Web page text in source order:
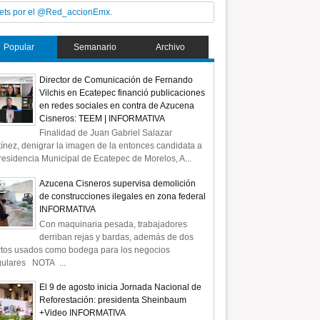
por el @Red_accionEmx.
Popular Semanario Archivo
Director de Comunicación de Fernando
Vilchis en Ecatepec financió publicaciones
en redes sociales en contra de Azucena
Cisneros: TEEM | INFORMATIVA
Finalidad de Juan Gabriel Salazar
denigrar la imagen de la entonces candidata a
Municipal de Ecatepec de Morelos, A...
Azucena Cisneros supervisa demolición
de construcciones ilegales en zona federal
INFORMATIVA
Con maquinaria pesada, trabajadores
derriban rejas y bardas, además de dos
usados como bodega para los negocios
NOTA ...
El 9 de agosto inicia Jornada Nacional de
Reforestación: presidenta Sheinbaum
+Video INFORMATIVA